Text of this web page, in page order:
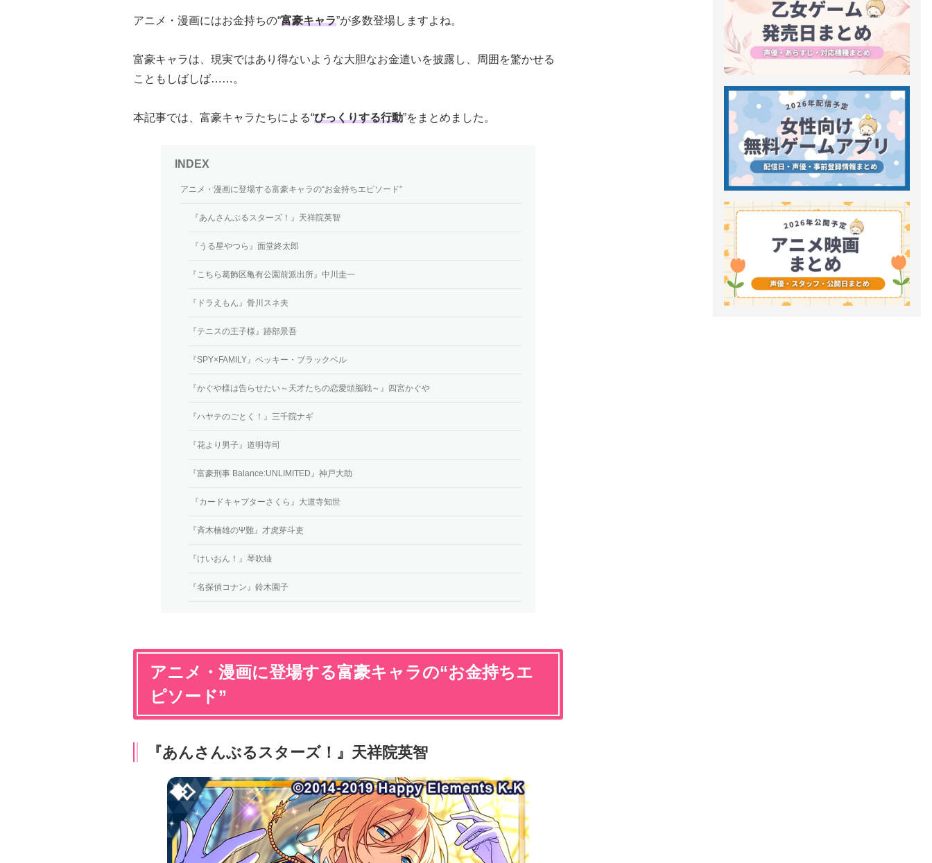
アニメ・漫画にはお金持ちの“富豪キャラ”が多数登場しますよね。
富豪キャラは、現実ではあり得ないような大胆なお金遣いを披露し、周囲を驚かせる
こともしばしば……。
本記事では、富豪キャラたちによる“びっくりする行動”をまとめました。
アニメ・漫画に登場する富豪キャラの“お金持ちエピソード”
『あんさんぶるスターズ！』天祥院英智
『うる星やつら』面堂終太郎
『こちら葛飾区亀有公園前派出所』中川圭一
『ドラえもん』骨川スネ夫
『テニスの王子様』跡部景吾
『SPY×FAMILY』ベッキー・ブラックベル
『かぐや様は告らせたい～天才たちの恋愛頭脳戦～』四宮かぐや
『ハヤテのごとく！』三千院ナギ
『花より男子』道明寺司
『富豪刑事 Balance:UNLIMITED』神戸大助
『カードキャプターさくら』大道寺知世
『斉木楠雄のΨ難』才虎芽斗吏
『けいおん！』琴吹紬
『名探偵コナン』鈴木園子
アニメ・漫画に登場する富豪キャラの“お金持ちエ
ピソード”
『あんさんぶるスターズ！』天祥院英智